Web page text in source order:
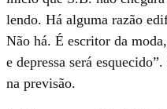
lendo. Há alguma razão
Não há. É escritor da
e depressa será
na previsão.